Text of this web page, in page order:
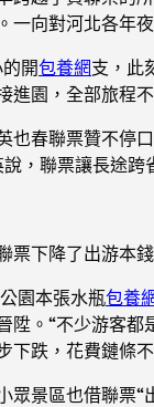
向對河北各年
開包養網支，此
進園，全部旅程
也春聯票贊不停
，聯票讓長途
票下降了出游本
園本張水瓶包養
陞。“不少游客
下跌，花費鏈條
眾景區也借聯票